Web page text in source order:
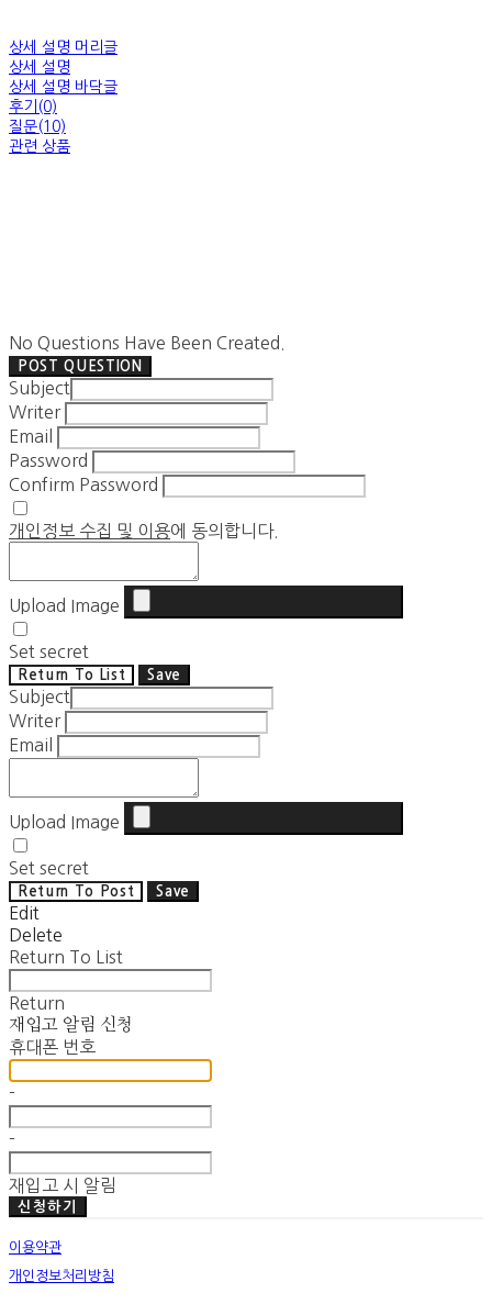
상세 설명 머리글
상세 설명
상세 설명 바닥글
후기(0)
질문(10)
관련 상품
No Questions Have Been Created.
POST QUESTION
Subject
Writer
Email
Password
Confirm Password
개인정보 수집 및 이용에 동의합니다.
Upload Image
Set secret
Return To List Save
Subject
Writer
Email
Upload Image
Set secret
Return To Post Save
Edit
Delete
Return To List
Return
재입고 알림 신청
휴대폰 번호
-
-
재입고 시 알림
신청하기
이용약관
개인정보처리방침